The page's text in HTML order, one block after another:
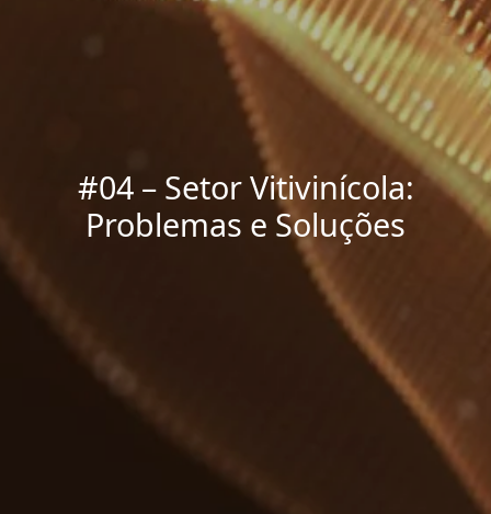
#04 – Setor Vitivinícola:
Problemas e Soluções